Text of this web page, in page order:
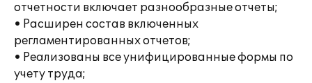
отчетности включает разнообразные отчеты;
• Расширен состав включенных
регламентированных отчетов;
• Реализованы все унифицированные формы по
учету труда;